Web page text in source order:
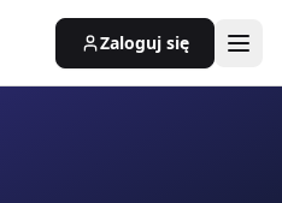
Zaloguj się